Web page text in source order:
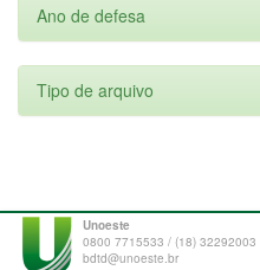
Ano de defesa
Tipo de arquivo
Unoeste
0800 7715533 / (18) 32292003
bdtd@unoeste.br